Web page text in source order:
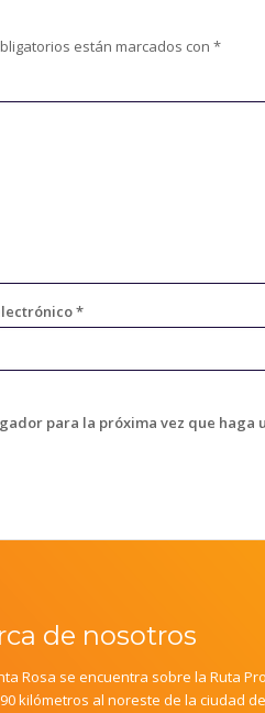
están marcados con *
*
para la próxima vez que haga
de nosotros
Rosa se encuentra sobre la Ruta
90 kilómetros al noreste de la ciudad de